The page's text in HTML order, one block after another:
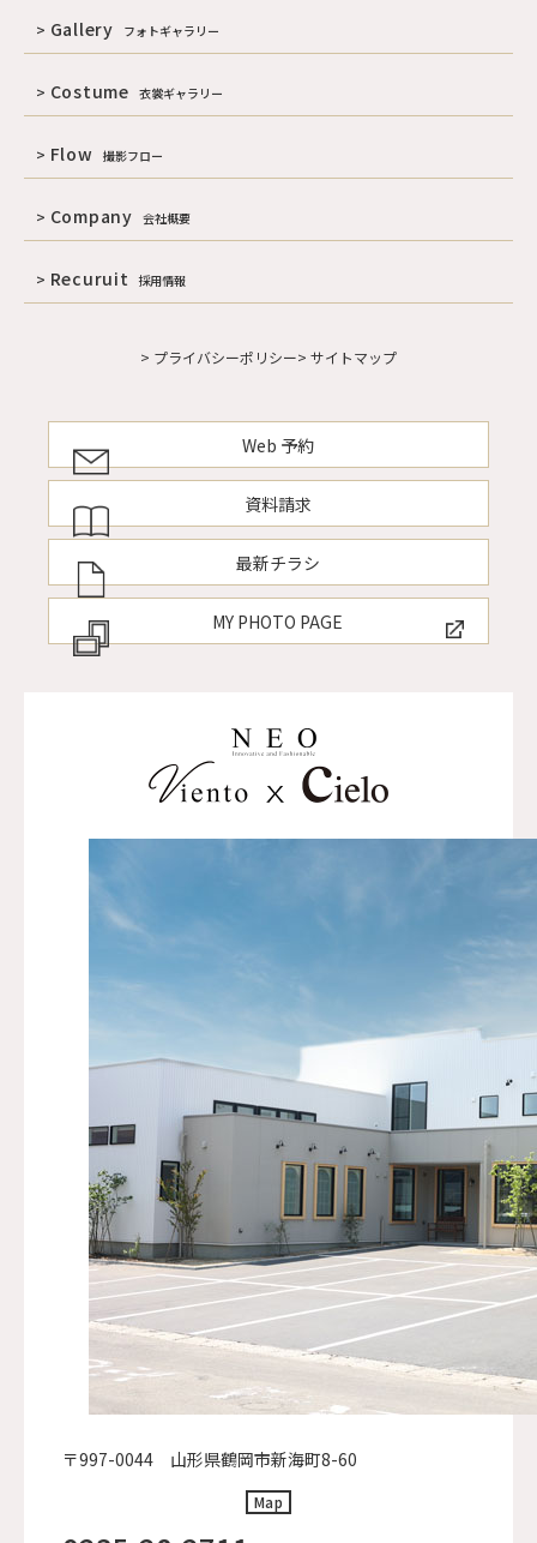
Gallery フォトギャラリー
Costume 衣裳ギャラリー
Flow 撮影フロー
Company 会社概要
Recuruit 採用情報
> プライバシーポリシー> サイトマップ
Web 予約
資料請求
最新チラシ
MY PHOTO PAGE
〒997-0044 山形県鶴岡市新海町8-60
Map